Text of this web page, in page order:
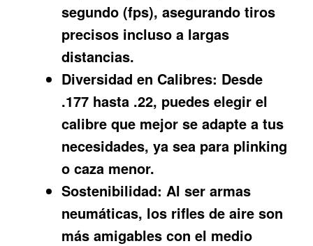
segundo (fps), asegurando tiros
precisos incluso a largas
distancias.
Diversidad en Calibres: Desde
.177 hasta .22, puedes elegir el
calibre que mejor se adapte a tus
necesidades, ya sea para plinking
o caza menor.
Sostenibilidad: Al ser armas
neumáticas, los rifles de aire son
más amigables con el medio